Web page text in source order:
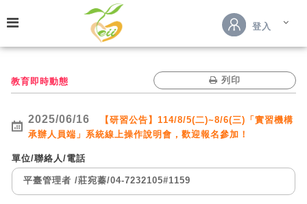
登入
教育即時動態 列印
2025/06/16
【研習公告】114/8/5(二)~8/6(三)「實習機構
承辦人員端」系統線上操作說明會，歡迎報名參加！
單位/聯絡人/電話
平臺管理者 /莊宛蓁/04-7232105#1159